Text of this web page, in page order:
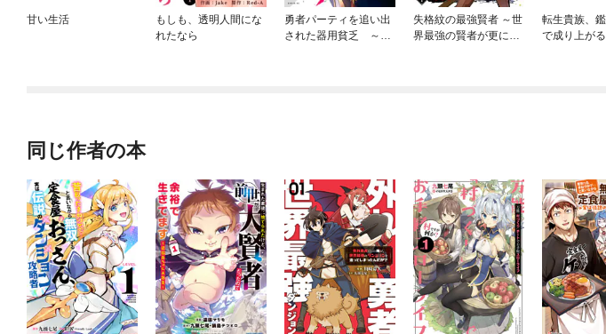
甘い生活
もしも、透明人間にな
れたなら
勇者パーティを追い出
された器用貧乏 ～パ
失格紋の最強賢者 ～世
界最強の賢者が更に強
転生貴族、
で成り上が
同じ作者の本